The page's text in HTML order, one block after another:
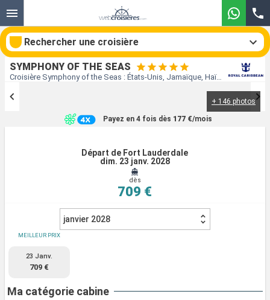
Croisière Symphony of the Seas : États-Unis, Jamaïque, Haïti, Bahamas au départ de Fort Lauderdale
SYMPHONY OF THE SEAS
+ 146 photos
Départ de Fort Lauderdale
dim. 23 janv. 2028
dès
709 €
Payez en 4 fois dès 177 €/mois
janvier 2028
MEILLEUR PRIX
23 Janv.
709 €
Ma catégorie cabine
Rechercher une croisière
Compagnies
Rechercher